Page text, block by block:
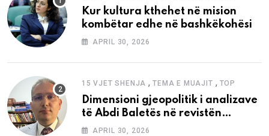
Kur kultura kthehet në mision
kombëtar edhe në bashkëkohësi
APRIL 30, 2026
15 VJET SHENJA ,TEMA E MUAJIT , TOP
Dimensioni gjeopolitik i analizave
të Abdi Baletës në revistën
“Shenja”
APRIL 30, 2026